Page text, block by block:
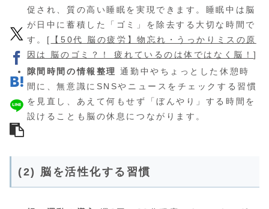
促され、質の高い睡眠を実現できます。睡眠中は脳
が日中に蓄積した「ゴミ」を除去する大切な時間で
す。[
【50代 脳の疲労】物忘れ・うっかりミスの原
因は 脳のゴミ？！ 疲れているのは体ではなく脳！]
隙間時間の情報整理 通勤中やちょっとした休憩時
間に、無意識にSNSやニュースをチェックする習慣
を見直し、あえて何もせず「ぼんやり」する時間を
設けることも脳の休息につながります。
(2) 脳を活性化する習慣